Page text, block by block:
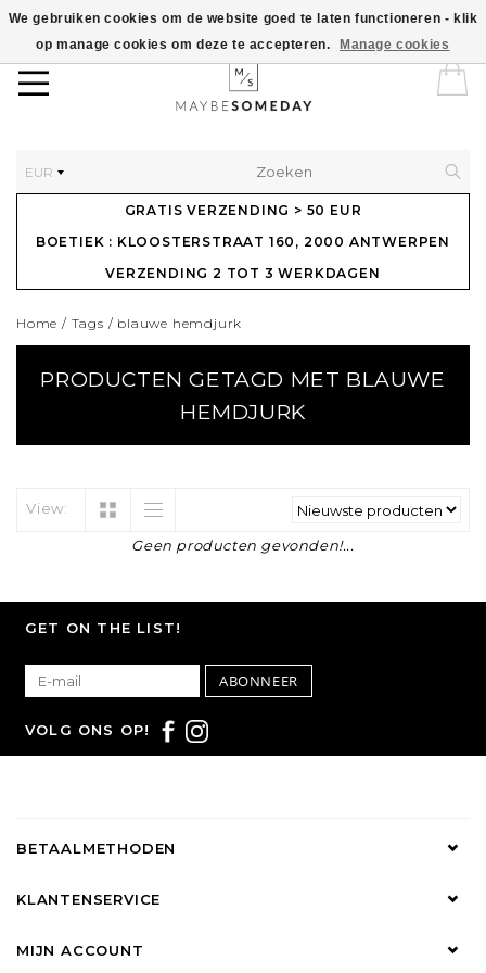
EUR
GRATIS VERZENDING > 50 EUR
BOETIEK : KLOOSTERSTRAAT 160, 2000 ANTWERPEN
VERZENDING 2 TOT 3 WERKDAGEN
Home / Tags / blauwe hemdjurk
PRODUCTEN GETAGD MET BLAUWE
HEMDJURK
View:
Geen producten gevonden!...
We gebruiken cookies om de website goed te laten functioneren - klik
op manage cookies om deze te accepteren.
Manage cookies
GET ON THE LIST!
ABONNEER
VOLG ONS OP!
BETAALMETHODEN
KLANTENSERVICE
MIJN ACCOUNT